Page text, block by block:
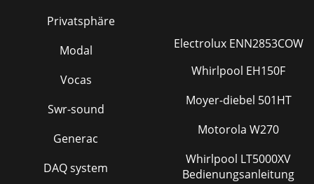
Privatsphäre
Modal
Vocas
Swr-sound
Generac
DAQ system
Electrolux ENN2853COW
Whirlpool EH150F
Moyer-diebel 501HT
Motorola W270
Whirlpool LT5000XV
Bedienungsanleitung